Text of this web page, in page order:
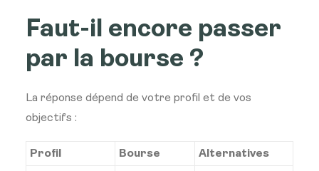
Faut-il encore passer
par la bourse ?
La réponse dépend de votre profil et de vos
objectifs :
Profil Bourse Alternatives